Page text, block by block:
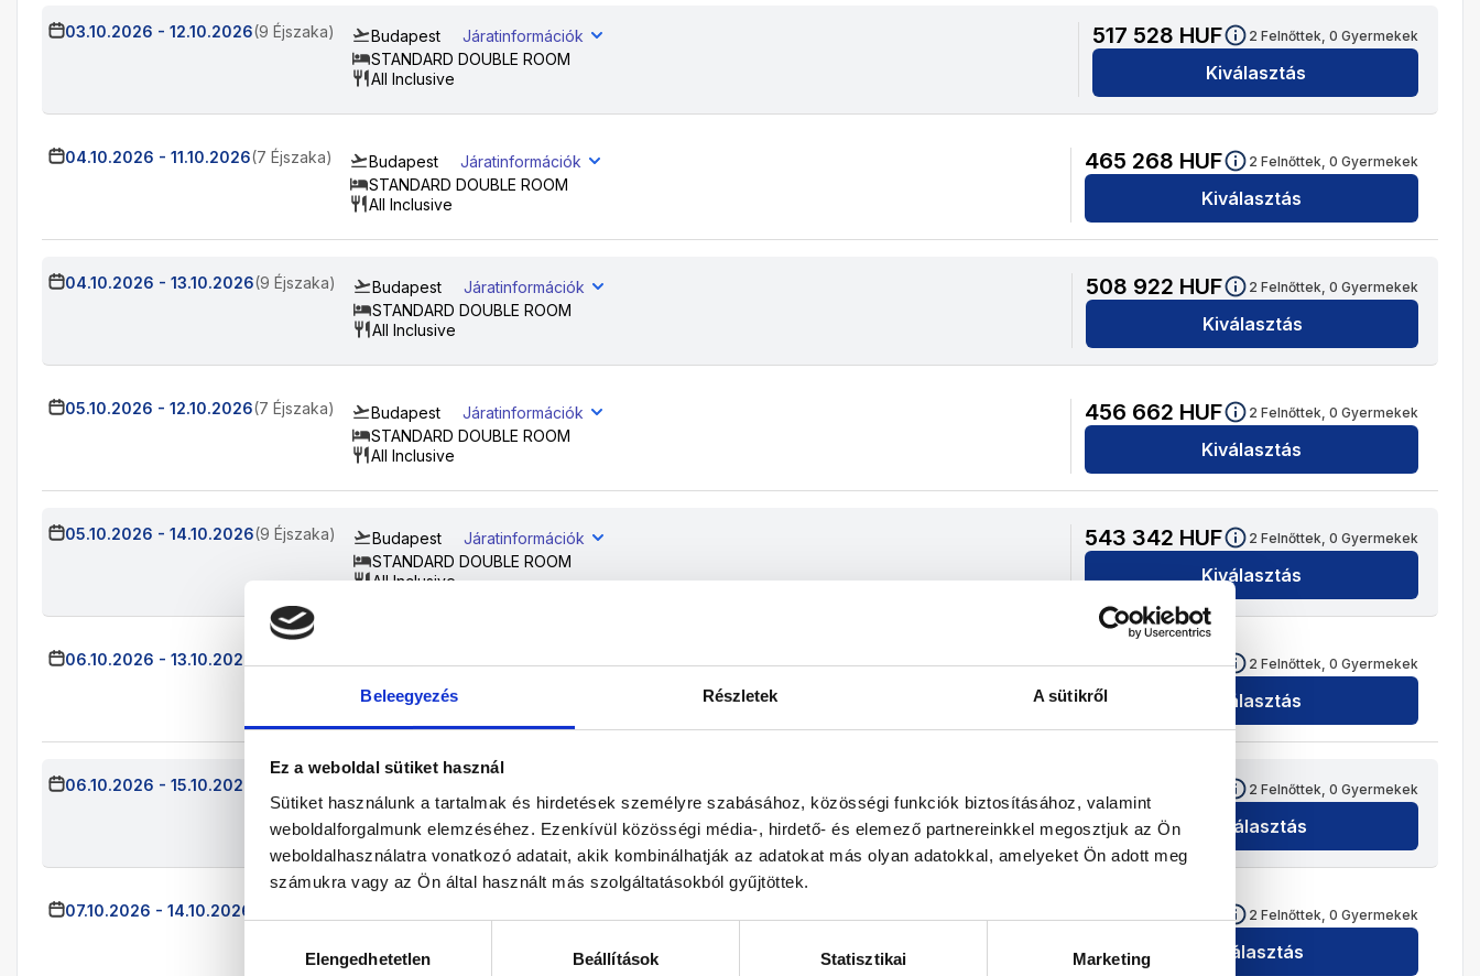
Beleegyezés Részletek A sütikről
Ez a weboldal sütiket használ
Sütiket használunk a tartalmak és hirdetések személyre szabásához, közösségi funkciók biztosításához, valamint
weboldalforgalmunk elemzéséhez. Ezenkívül közösségi média-, hirdető- és elemező partnereinkkel megosztjuk az Ön
weboldalhasználatra vonatkozó adatait, akik kombinálhatják az adatokat más olyan adatokkal, amelyeket Ön adott meg
számukra vagy az Ön által használt más szolgáltatásokból gyűjtöttek.
kiválasztásaElengedhetetlen Beállítások Statisztikai Marketing
03.10.2026 - 12.10.2026(9 Éjszaka) Budapest
Járatinformációk
STANDARD DOUBLE ROOM
All Inclusive
517 528 HUF 2 Felnőttek, 0 Gyermekek
Kiválasztás
04.10.2026 - 11.10.2026(7 Éjszaka) Budapest
Járatinformációk
STANDARD DOUBLE ROOM
All Inclusive
465 268 HUF 2 Felnőttek, 0 Gyermekek
Kiválasztás
04.10.2026 - 13.10.2026(9 Éjszaka) Budapest
Járatinformációk
STANDARD DOUBLE ROOM
All Inclusive
508 922 HUF 2 Felnőttek, 0 Gyermekek
Kiválasztás
05.10.2026 - 12.10.2026(7 Éjszaka) Budapest
Járatinformációk
STANDARD DOUBLE ROOM
All Inclusive
456 662 HUF 2 Felnőttek, 0 Gyermekek
Kiválasztás
05.10.2026 - 14.10.2026(9 Éjszaka) Budapest
Járatinformációk
STANDARD DOUBLE ROOM
All Inclusive
543 342 HUF 2 Felnőttek, 0 Gyermekek
Kiválasztás
06.10.2026 - 13.10.2026 Budapest
Járatinformációk
STANDARD DOUBLE ROOM
All Inclusive
439 454HUF 2 Felnőttek, 0 Gyermekek
Kiválasztás
06.10.2026 - 15.10.2026
STANDARD DOUBLE ROOM
All Inclusive
2 Felnőttek, 0 Gyermekek
Kiválasztás
07.10.2026 - 14.10.2026
All Inclusive
516 896HUF 2 Felnőttek, 0 Gyermekek
Kiválasztás